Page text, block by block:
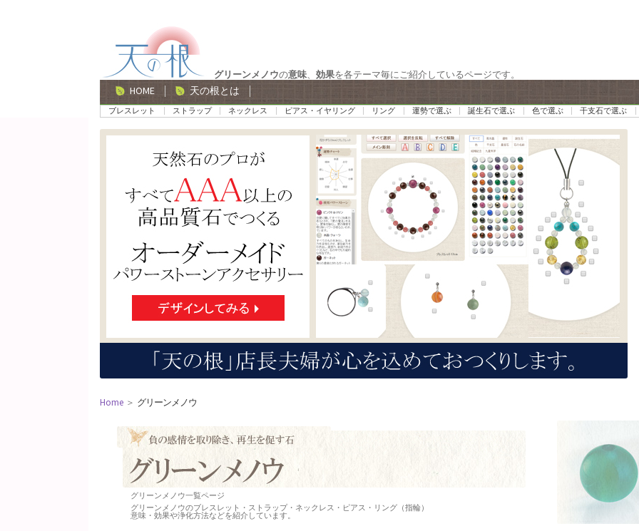
ー
シ
ョ
ン
ン
ツ
へ
ス
グリーンメノウの意味 、効果を各テーマ毎にご紹介しているページです。
HOME 天の根とは
ブレスレット ストラップ ネックレス ピアス・イヤリング リング 運勢で選ぶ 誕生石で選ぶ 色で選ぶ 干支石で選ぶ
Home ＞ グリーンメノウ
グリーンメノウ一覧ページ
グリーンメノウのブレスレット・ストラップ・ネックレス・ピアス・リング（指輪）
意味・効果や浄化方法などを紹介しています。